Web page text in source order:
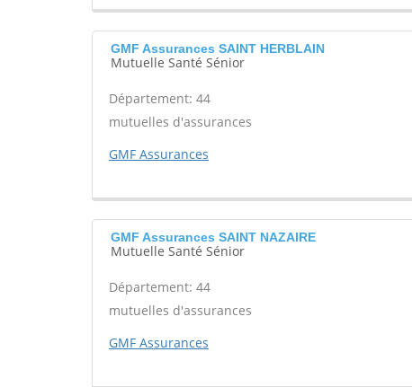
GMF Assurances SAINT HERBLAIN
Mutuelle Santé Sénior
Département: 44
mutuelles d'assurances
GMF Assurances
GMF Assurances SAINT NAZAIRE
Mutuelle Santé Sénior
Département: 44
mutuelles d'assurances
GMF Assurances